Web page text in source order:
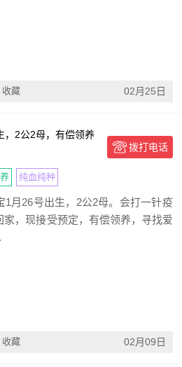
收藏 02月25日
，2公2母，有偿领养
拨打电话
纯血纯种
1月26号出生，2公2母。会打一针疫
，现接受预定，有偿领养，寻找爱
收藏 02月09日